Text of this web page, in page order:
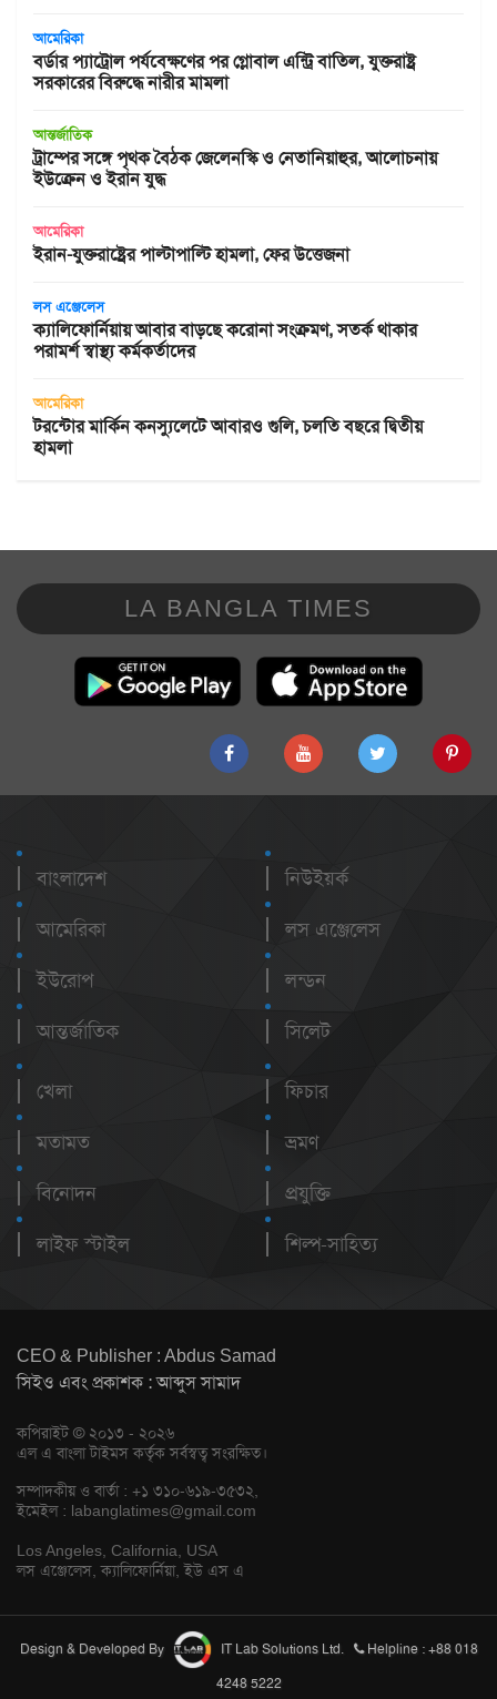
আমেরিকা
বর্ডার প্যাট্রোল পর্যবেক্ষণের পর গ্লোবাল এন্ট্রি বাতিল, যুক্তরাষ্ট্র
সরকারের বিরুদ্ধে নারীর মামলা
আন্তর্জাতিক
ট্রাম্পের সঙ্গে পৃথক বৈঠক জেলেনস্কি ও নেতানিয়াহুর, আলোচনায়
ইউক্রেন ও ইরান যুদ্ধ
আমেরিকা
ইরান-যুক্তরাষ্ট্রের পাল্টাপাল্টি হামলা, ফের উত্তেজনা
লস এঞ্জেলেস
ক্যালিফোর্নিয়ায় আবার বাড়ছে করোনা সংক্রমণ, সতর্ক থাকার
পরামর্শ স্বাস্থ্য কর্মকর্তাদের
আমেরিকা
টরন্টোর মার্কিন কনস্যুলেটে আবারও গুলি, চলতি বছরে দ্বিতীয়
হামলা
LA BANGLA TIMES
বাংলাদেশ
আমেরিকা
ইউরোপ
আন্তর্জাতিক
নিউইয়র্ক
লস এঞ্জেলেস
লন্ডন
সিলেট
খেলা
মতামত
বিনোদন
লাইফ স্টাইল
ফিচার
ভ্রমণ
প্রযুক্তি
শিল্প-সাহিত্য
CEO & Publisher : Abdus Samad
সিইও এবং প্রকাশক : আব্দুস সামাদ
কপিরাইট © ২০১৩ - ২০২৬
এল এ বাংলা টাইমস কর্তৃক সর্বস্বত্ব সংরক্ষিত।
সম্পাদকীয় ও বার্তা : +১ ৩১০-৬১৯-৩৫৩২,
ইমেইল : labanglatimes@gmail.com
Los Angeles, California, USA
লস এঞ্জেলেস, ক্যালিফোর্নিয়া, ইউ এস এ
Design & Developed By IT Lab Solutions Ltd.
Helpline : +88 018
4248 5222